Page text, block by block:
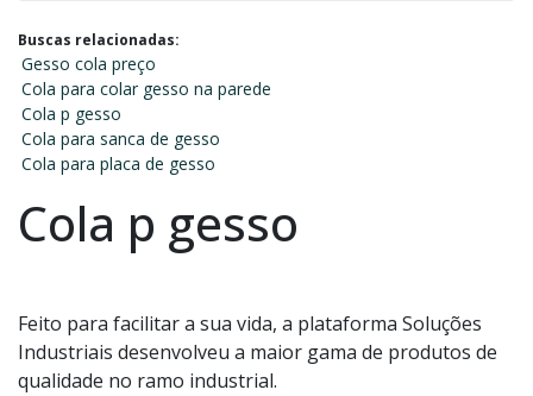
Buscas relacionadas:
Gesso cola preço
Cola para colar gesso na parede
Cola p gesso
Cola para sanca de gesso
Cola para placa de gesso
Cola p gesso
Feito para facilitar a sua vida, a plataforma Soluções
Industriais desenvolveu a maior gama de produtos de
qualidade no ramo industrial.